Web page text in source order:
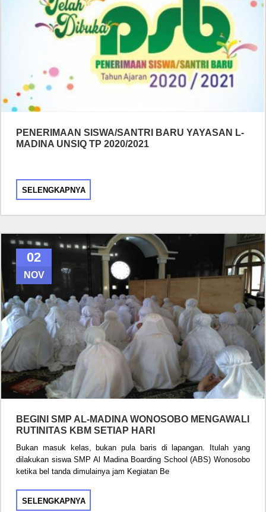
PENERIMAAN SISWA/SANTRI BARU YAYASAN L-
MADINA UNSIQ TP 2020/2021
SELENGKAPNYA
02
NOV
BEGINI SMP AL-MADINA WONOSOBO MENGAWALI
RUTINITAS KBM SETIAP HARI
Bukan masuk kelas, bukan pula baris di lapangan. Itulah yang
dilakukan siswa SMP Al Madina Boarding School (ABS) Wonosobo
ketika bel tanda dimulainya jam Kegiatan Be
SELENGKAPNYA